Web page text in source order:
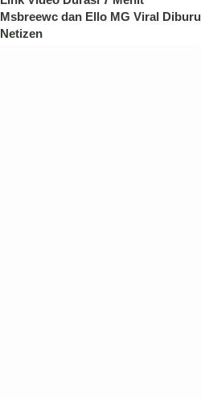
Msbreewc dan Ello MG Viral Diburu
Netizen